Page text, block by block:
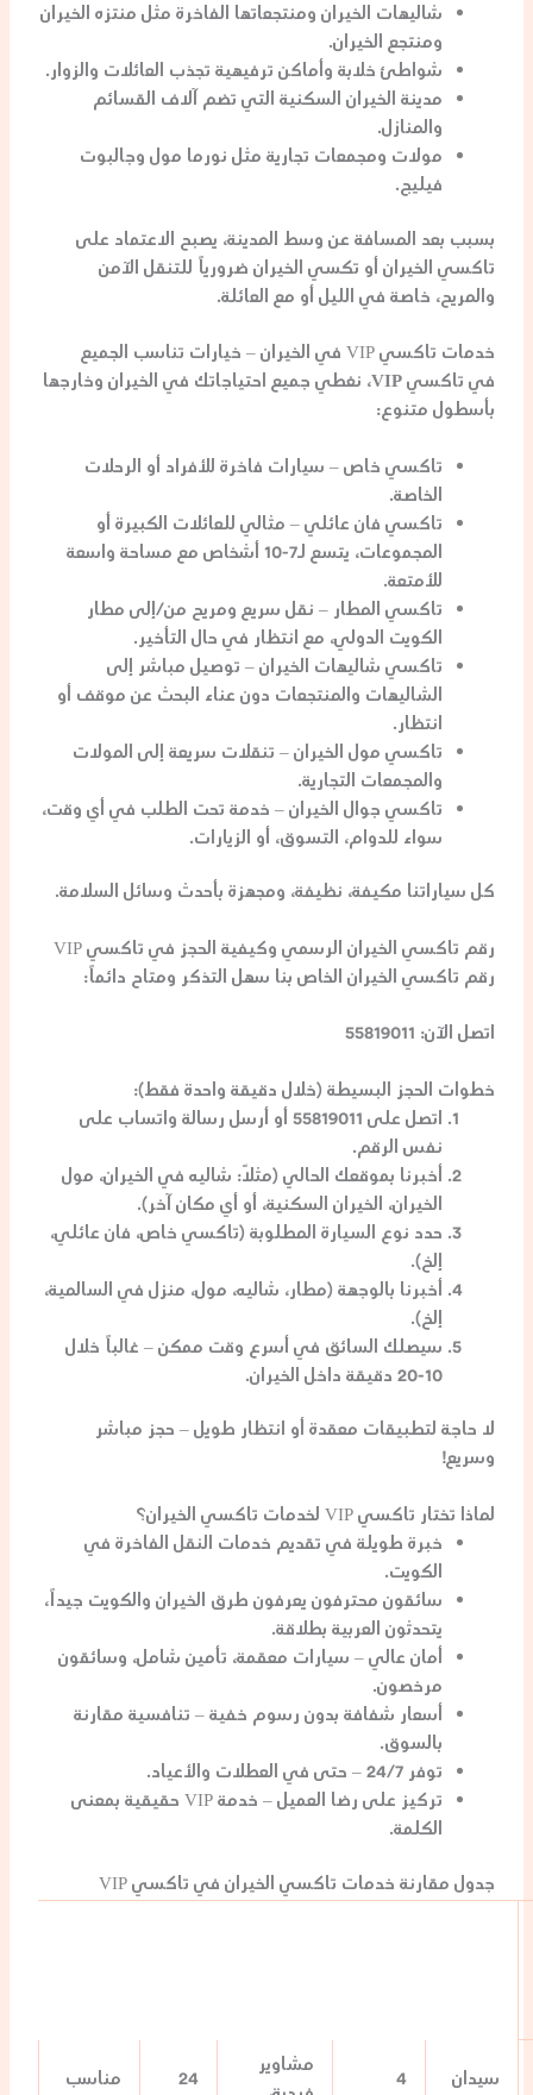
شاليهات الخيرانومنتجعاتها الفاخرة مثل منتزه الخيران
ومنتجع الخيران.
شواطئ خلابة وأماكن ترفيهية تجذب العائلات والزوار.
مدينة الخيران السكنية التي تضم آلاف القسائم
والمنازل.
مولات ومجمعات تجارية مثل نورما مول وجالبوت
فيليج.
بسبب بعد المسافة عن وسط المدينة، يصبح الاعتماد على
تاكسي الخيرانأو تكسي الخيرانضرورياً للتنقل الآمن
والمريح، خاصة في الليل أو مع العائلة.
خدمات تاكسي VIP في الخيران – خيارات تناسب الجميع
في تاكسي VIP
، نغطي جميع احتياجاتك في الخيران وخارجها
بأسطول متنوع:
تاكسي خاص– سيارات فاخرة للأفراد أو الرحلات
الخاصة.
تاكسي فان عائلي– مثالي للعائلات الكبيرة أو
المجموعات، يتسع لـ7-10 أشخاص مع مساحة واسعة
للأمتعة.
تاكسي المطار – نقل سريع ومريح من/إلى مطار
الكويت الدولي، مع انتظار في حال التأخير.
تاكسي شاليهات الخيران– توصيل مباشر إلى
الشاليهات والمنتجعات دون عناء البحث عن موقف أو
انتظار.
تاكسي مول الخيران– تنقلات سريعة إلى المولات
والمجمعات التجارية.
تاكسي جوال الخيران– خدمة تحت الطلب في أي وقت،
سواء للدوام، التسوق، أو الزيارات.
كل سياراتنا مكيفة، نظيفة، ومجهزة بأحدث وسائل السلامة.
رقم تاكسي الخيران الرسمي وكيفية الحجز في تاكسي VIP
رقم تاكسي الخيرانالخاص بنا سهل التذكر ومتاح دائماً:
اتصل الآن: 55819011
خطوات الحجز البسيطة (خلال دقيقة واحدة فقط):
اتصل على 55819011أو أرسل رسالة واتساب على
نفس الرقم.
أخبرنا بموقعك الحالي (مثلاً: شاليه في الخيران، مول
الخيران، الخيران السكنية، أو أي مكان آخر).
حدد نوع السيارة المطلوبة (تاكسي خاص، فان عائلي،
إلخ).
أخبرنا بالوجهة (مطار، شاليه، مول، منزل في السالمية،
إلخ).
سيصلك السائق في أسرع وقت ممكن – غالباً خلال
10-20 دقيقة داخل الخيران.
لا حاجة لتطبيقات معقدة أو انتظار طويل – حجز مباشر
وسريع!
لماذا تختار تاكسي VIP لخدمات تاكسي الخيران؟
خبرة طويلةفي تقديم خدمات النقل الفاخرة في
الكويت.
سائقون محترفونيعرفون طرق الخيران والكويت جيداً،
يتحدثون العربية بطلاقة.
أمان عالي– سيارات معقمة، تأمين شامل، وسائقون
مرخصون.
أسعار شفافةبدون رسوم خفية – تنافسية مقارنة
بالسوق.
توفر 24/7
– حتى في العطلات والأعياد.
تركيز على رضا العميل
– خدمة VIP حقيقية بمعنى
الكلمة.
جدول مقارنة خدمات تاكسي الخيران في تاكسي VIP
سيدان
4
مشاوير
24
مناسب